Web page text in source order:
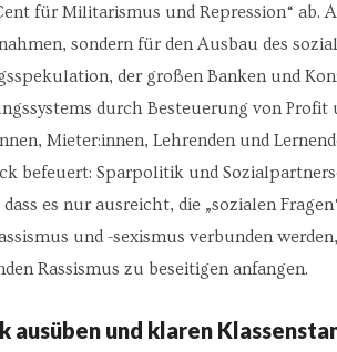
für Militarismus und Repression“
sondern für den Ausbau des
der großen Banken und
durch Besteuerung von
Mieter:innen, Lehrenden und
befeuert: Sparpolitik und
es nur ausreicht, die „sozialen
und -sexismus verbunden
Rassismus zu beseitigen anfangen.
ausüben und klaren